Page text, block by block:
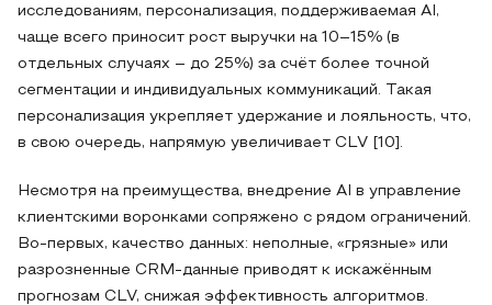
исследованиям, персонализация, поддерживаемая AI,
чаще всего приносит рост выручки на 10–15% (в
отдельных случаях – до 25%) за счёт более точной
сегментации и индивидуальных коммуникаций. Такая
персонализация укрепляет удержание и лояльность, что,
в свою очередь, напрямую увеличивает CLV [10].
Несмотря на преимущества, внедрение AI в управление
клиентскими воронками сопряжено с рядом ограничений.
Во-первых, качество данных: неполные, «грязные» или
разрозненные CRM-данные приводят к искажённым
прогнозам CLV, снижая эффективность алгоритмов.